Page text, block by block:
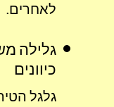
לאחרים.
גלילה
כיוונים